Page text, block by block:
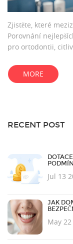
Zjistěte, které
Porovnání
pro ortodontii,
MORE
RECENT POST
Jul 13
JAK
May